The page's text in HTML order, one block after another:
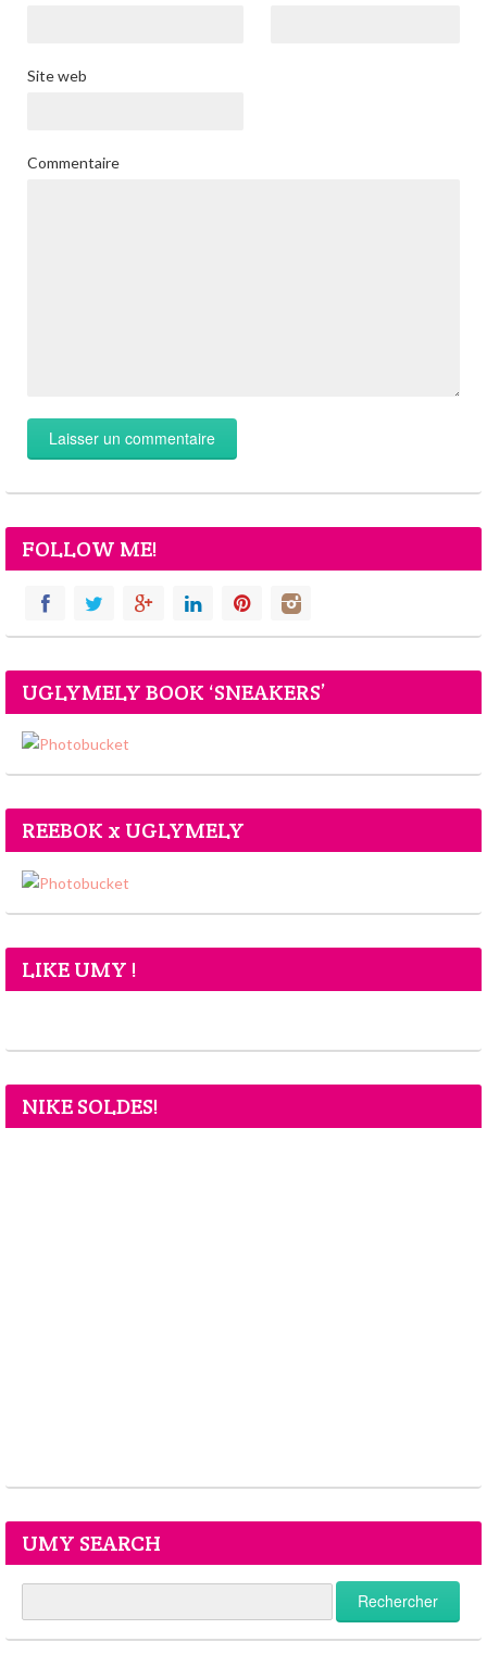
Site web
Commentaire
FOLLOW ME!
UGLYMELY BOOK ‘SNEAKERS’
REEBOK x UGLYMELY
LIKE UMY !
NIKE SOLDES!
UMY SEARCH